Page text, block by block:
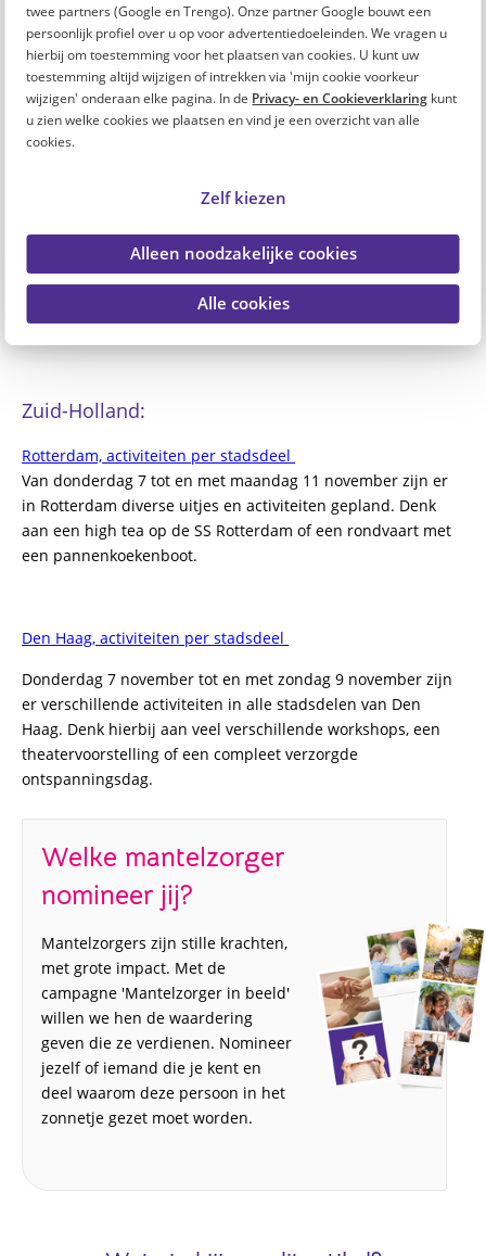
twee partners (Google en Trengo). Onze partner Google bouwt een
persoonlijk profiel over u op voor advertentiedoeleinden. We vragen u
hierbij om toestemming voor het plaatsen van cookies. U kunt uw
toestemming altijd wijzigen of intrekken via 'mijn cookie voorkeur
wijzigen' onderaan elke pagina. In de Privacy- en Cookieverklaring kunt
u zien welke cookies we plaatsen en vind je een overzicht van alle
cookies.
Zelf kiezen
Alleen noodzakelijke cookies
Alle cookies
introducé. Kies voor het middagprogramma met de film
Fabulous Fourof geniet 's avonds van het optreden van
zangeres Annet Nikamp.
Zeeland:
Week van de Mantelzorg. Een week vol gratis activiteiten
waar jij als mantelzorger één van mag kiezen. Of je nu liever
naar de film gaat (met iemand die je kent) of de vuurtoren in
Westkapelle beklimt; er is voor ieder wat wils.
Zuid-Holland:
Rotterdam, activiteiten per stadsdeel
Van donderdag 7 tot en met maandag 11 november zijn er
in Rotterdam diverse uitjes en activiteiten gepland. Denk
aan een high tea op de SS Rotterdam of een rondvaart met
een pannenkoekenboot.
Den Haag, activiteiten per stadsdeel
Donderdag 7 november tot en met zondag 9 november zijn
er verschillende activiteiten in alle stadsdelen van Den
Haag. Denk hierbij aan veel verschillende workshops, een
theatervoorstelling of een compleet verzorgde
ontspanningsdag.
Welke mantelzorger
nomineer jij?
Mantelzorgers zijn stille krachten,
met grote impact. Met de
campagne 'Mantelzorger in beeld'
willen we hen de waardering
geven die ze verdienen. Nomineer
jezelf of iemand die je kent en
deel waarom deze persoon in het
zonnetje gezet moet worden.